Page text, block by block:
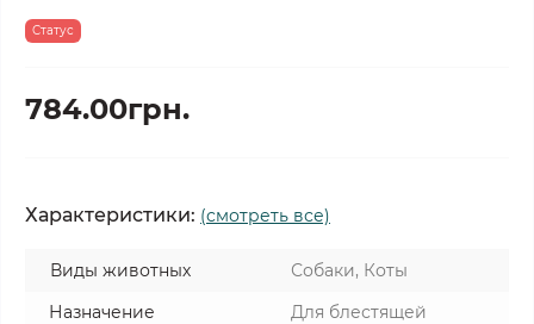
Статус
784.00грн.
Характеристики: (смотреть все)
Виды животных
Собаки, Коты
Назначение
Для блестящей